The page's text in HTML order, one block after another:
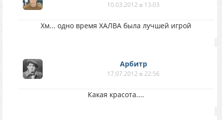
10.03.2012 в 13:03
Хм... одно время ХАЛВА была лучшей игрой
Арбитр
17.07.2012 в 22:56
Какая красота....